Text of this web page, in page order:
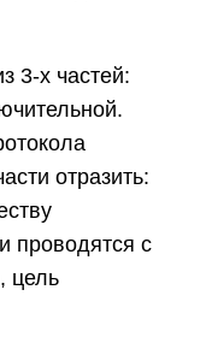
3-х частей:
отразить:
проводятся с
цель